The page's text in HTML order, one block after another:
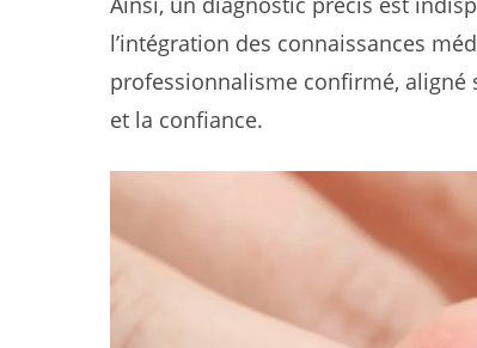
l’intégration des connaissances
professionnalisme confirmé, aligné
et la confiance.